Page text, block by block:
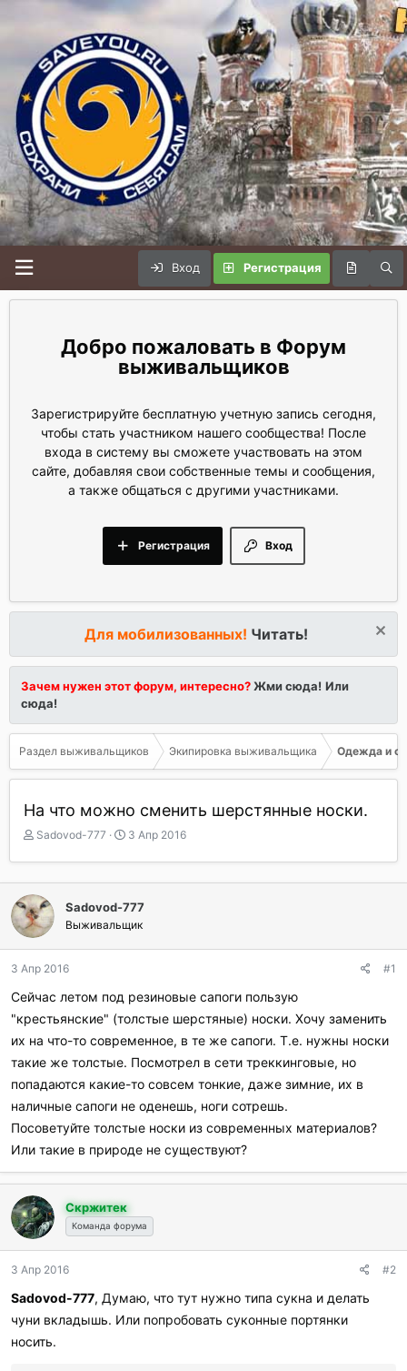
Вход Регистрация
Форум
выживальщиков
Зарегистрируйте бесплатную учетную запись сегодня,
чтобы стать участником нашего сообщества! После
входа в систему вы сможете участвовать на этом
сайте, добавляя свои собственные темы и сообщения,
а также общаться с другими участниками.
Вход
Регистрация
Для мобилизованных! Читать!
Зачем нужен этот форум, интересно?Жми сюда! Или
сюда!
Раздел выживальщиков Экипировка выживальщика Одежда и
На что можно сменить шерстянные носки.
А
т
о
р
т
е
м
ы
Sadovod-777
Д
т
а
н
а
ч
а
3 Апр 2016
Sadovod-777
Выживальщик
3 Апр 2016 #1
Сейчас летом под резиновые сапоги пользую
"крестьянские" (толстые шерстяные) носки. Хочу заменить
их на что-то современное, в те же сапоги. Т.е. нужны носки
такие же толстые. Посмотрел в сети треккинговые, но
попадаются какие-то совсем тонкие, даже зимние, их в
наличные сапоги не оденешь, ноги сотрешь.
Посоветуйте толстые носки из современных материалов?
Или такие в природе не существуют?
Скржитек
Команда форума
3 Апр 2016 #2
Sadovod-777, Думаю, что тут нужно типа сукна и делать
чуни вкладышь. Или попробовать суконные портянки
носить.